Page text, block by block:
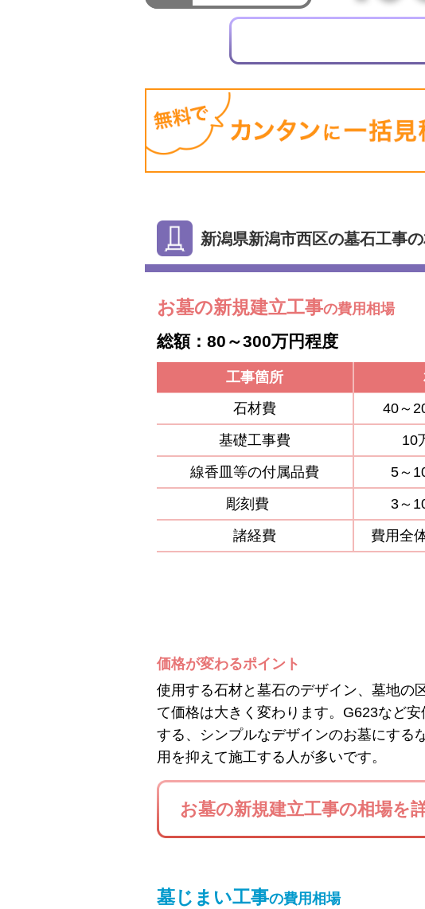
新潟県新潟市西区の墓石工事
お墓の新規建立工事の費用相場
総額：80～300万円程度
工事箇所
石材費
40～
基礎工事費
10
線香皿等の付属品費
5～
彫刻費
3～
諸経費
費用全
価格が変わるポイント
使用する石材と墓石のデザイン、墓地の
て価格は大きく変わります。G623など安
する、シンプルなデザインのお墓にする
用を抑えて施工する人が多いです。
お墓の新規建立工事の相場を
墓じまい工事の費用相場